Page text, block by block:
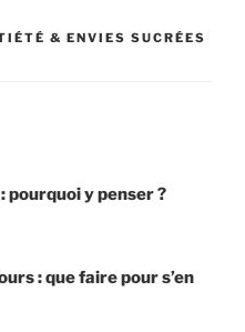
& ENVIES SUCRÉES
pourquoi y penser ?
: que faire pour s’en